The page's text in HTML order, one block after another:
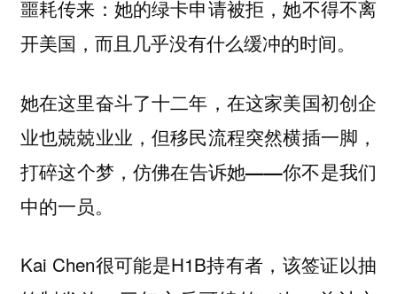
噩耗传来：她的绿卡申请被拒，她不得不离
开美国，而且几乎没有什么缓冲的时间。
她在这里奋斗了十二年，在这家美国初创企
业也兢兢业业，但移民流程突然横插一脚，
打碎这个梦，仿佛在告诉她——你不是我们
中的一员。
Kai Chen很可能是H1B持有者，该签证以抽